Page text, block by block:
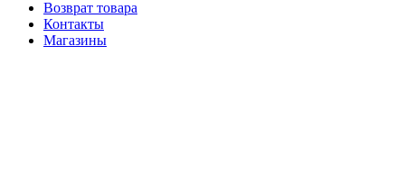
Возврат товара
Контакты
Магазины